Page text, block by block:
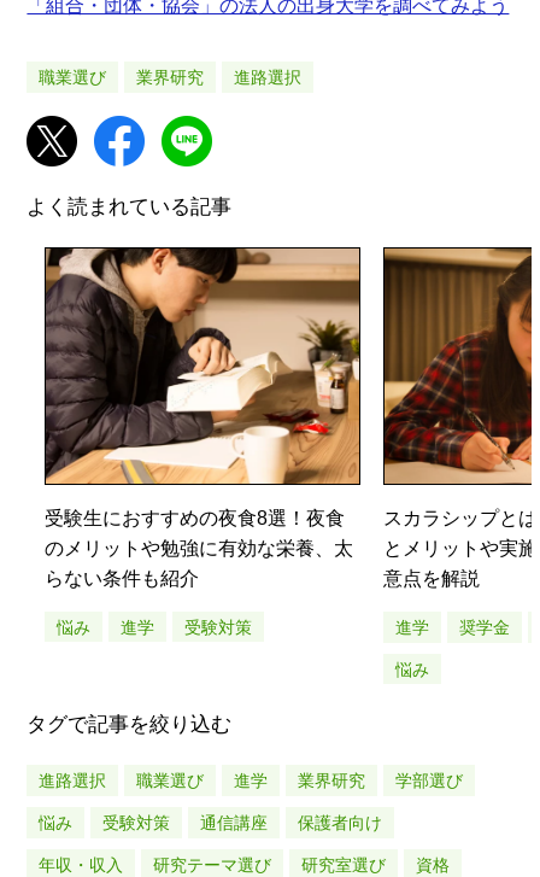
「組合・団体・協会」の法人の出身大学を調べてみよう
職業選び 業界研究 進路選択
よく読まれている記事
受験生におすすめの夜食8選！夜食
のメリットや勉強に有効な栄養、太
らない条件も紹介
悩み 進学 受験対策
スカラシップと
とメリットや実
意点を解説
進学 奨学金
悩み
タグで記事を絞り込む
進路選択 職業選び 進学 業界研究 学部選び
悩み 受験対策 通信講座 保護者向け
年収・収入 研究テーマ選び 研究室選び 資格